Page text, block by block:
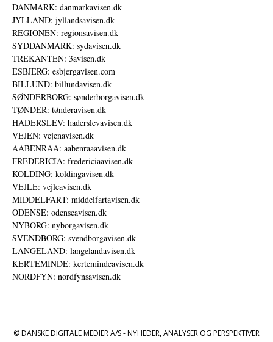
DANMARK: danmarkavisen.dk
JYLLAND: jyllandsavisen.dk
REGIONEN: regionsavisen.dk
SYDDANMARK: sydavisen.dk
TREKANTEN: 3avisen.dk
ESBJERG: esbjergavisen.com
BILLUND: billundavisen.dk
SØNDERBORG: sønderborgavisen.dk
TØNDER: tønderavisen.dk
HADERSLEV: haderslevavisen.dk
VEJEN: vejenavisen.dk
AABENRAA: aabenraaavisen.dk
FREDERICIA: fredericiaavisen.dk
KOLDING: koldingavisen.dk
VEJLE: vejleavisen.dk
MIDDELFART: middelfartavisen.dk
ODENSE: odenseavisen.dk
NYBORG: nyborgavisen.dk
SVENDBORG: svendborgavisen.dk
LANGELAND: langelandavisen.dk
KERTEMINDE: kertemindeavisen.dk
NORDFYN: nordfynsavisen.dk
© DANSKE DIGITALE MEDIER A/S - NYHEDER, ANALYSER OG PERSPEKTIVER